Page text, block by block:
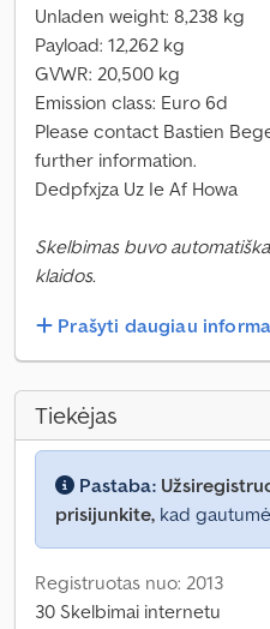
Unladen weight: 8,238 kg
Payload: 12,262 kg
GVWR: 20,500 kg
Emission class: Euro 6d
Please contact Bastien
further information.
Dedpfxjza Uz Ie Af Howa
Skelbimas buvo
klaidos.
Prašyti daugiau
Tiekėjas
Pastaba:
prisijunkite, kad
Registruotas nuo: 2013
30 Skelbimai internetu